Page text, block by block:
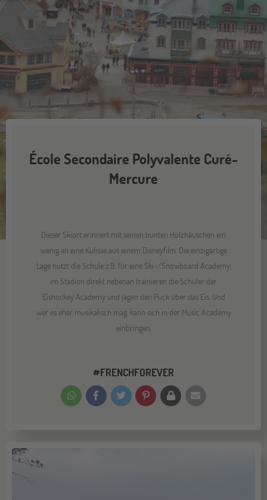
École Secondaire Polyvalente Curé-
Mercure
Dieser Skiort erinnert mit seinen bunten Holzhäuschen ein
wenig an eine Kulisse aus einem Disneyfilm. Die einzigartige
Lage nutzt die Schule z.B. für eine Ski-/Snowboard Academy,
im Stadion direkt nebenan trainieren die Schüler der
Eishockey Academy und jagen den Puck über das Eis. Und
wer es eher musikalisch mag, kann sich in der Music Academy
einbringen.
#FRENCHFOREVER